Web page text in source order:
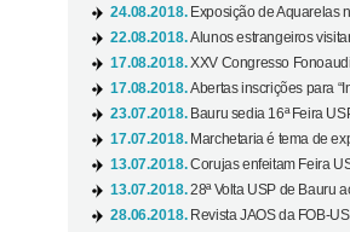
24.08.2018. Exposição de Aquarelas
22.08.2018.Alunos estrangeiros
17.08.2018.XXV Congresso
17.08.2018.Abertas inscrições para
23.07.2018. Bauru sedia 16ª Feira
17.07.2018. Marchetaria é tema de
13.07.2018.Corujas enfeitam Feira
13.07.2018.28ª Volta USP de Bauru
28.06.2018. Revista JAOS da FOB-